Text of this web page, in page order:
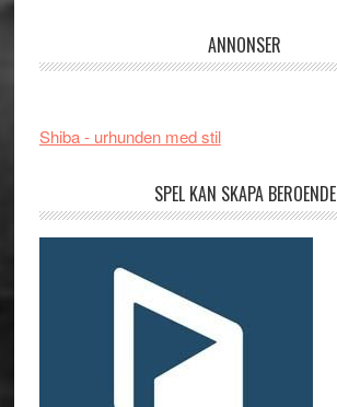
ANNONSER
Shiba - urhunden med stil
SPEL KAN SKAPA BEROENDE